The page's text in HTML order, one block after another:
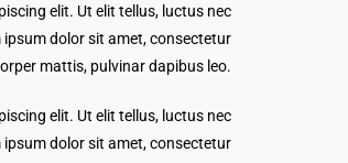
elit. Ut elit tellus, luctus nec
dolor sit amet, consectetur
mattis, pulvinar dapibus leo.
elit. Ut elit tellus, luctus nec
dolor sit amet, consectetur